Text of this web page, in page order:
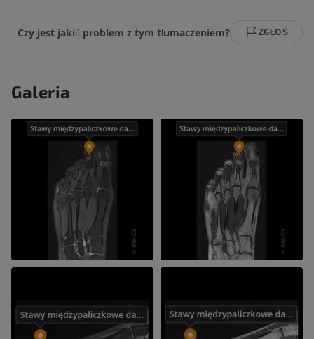
Czy jest jakiś problem z tym tłumaczeniem? ZGŁOŚ
Galeria